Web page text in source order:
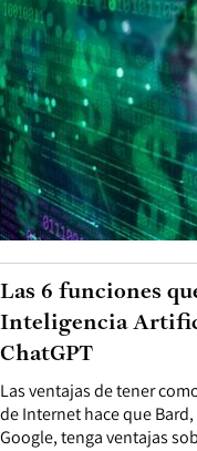
Las ventajas de tener
de Internet hace que
Google, tenga ventajas
Las 6 funciones
Inteligencia
ChatGPT